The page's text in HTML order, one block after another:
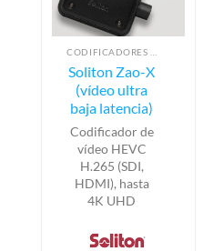
Soliton Zao-X
(vídeo ultra
baja latencia)
Codificador de
vídeo HEVC
H.265 (SDI,
HDMI), hasta
4K UHD